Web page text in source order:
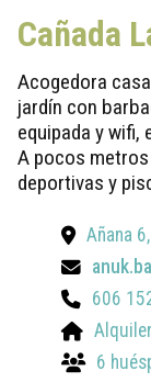
Cañada
Acogedora
jardín con
equipada y wifi,
A pocos
deportivas y
Añana
606
6